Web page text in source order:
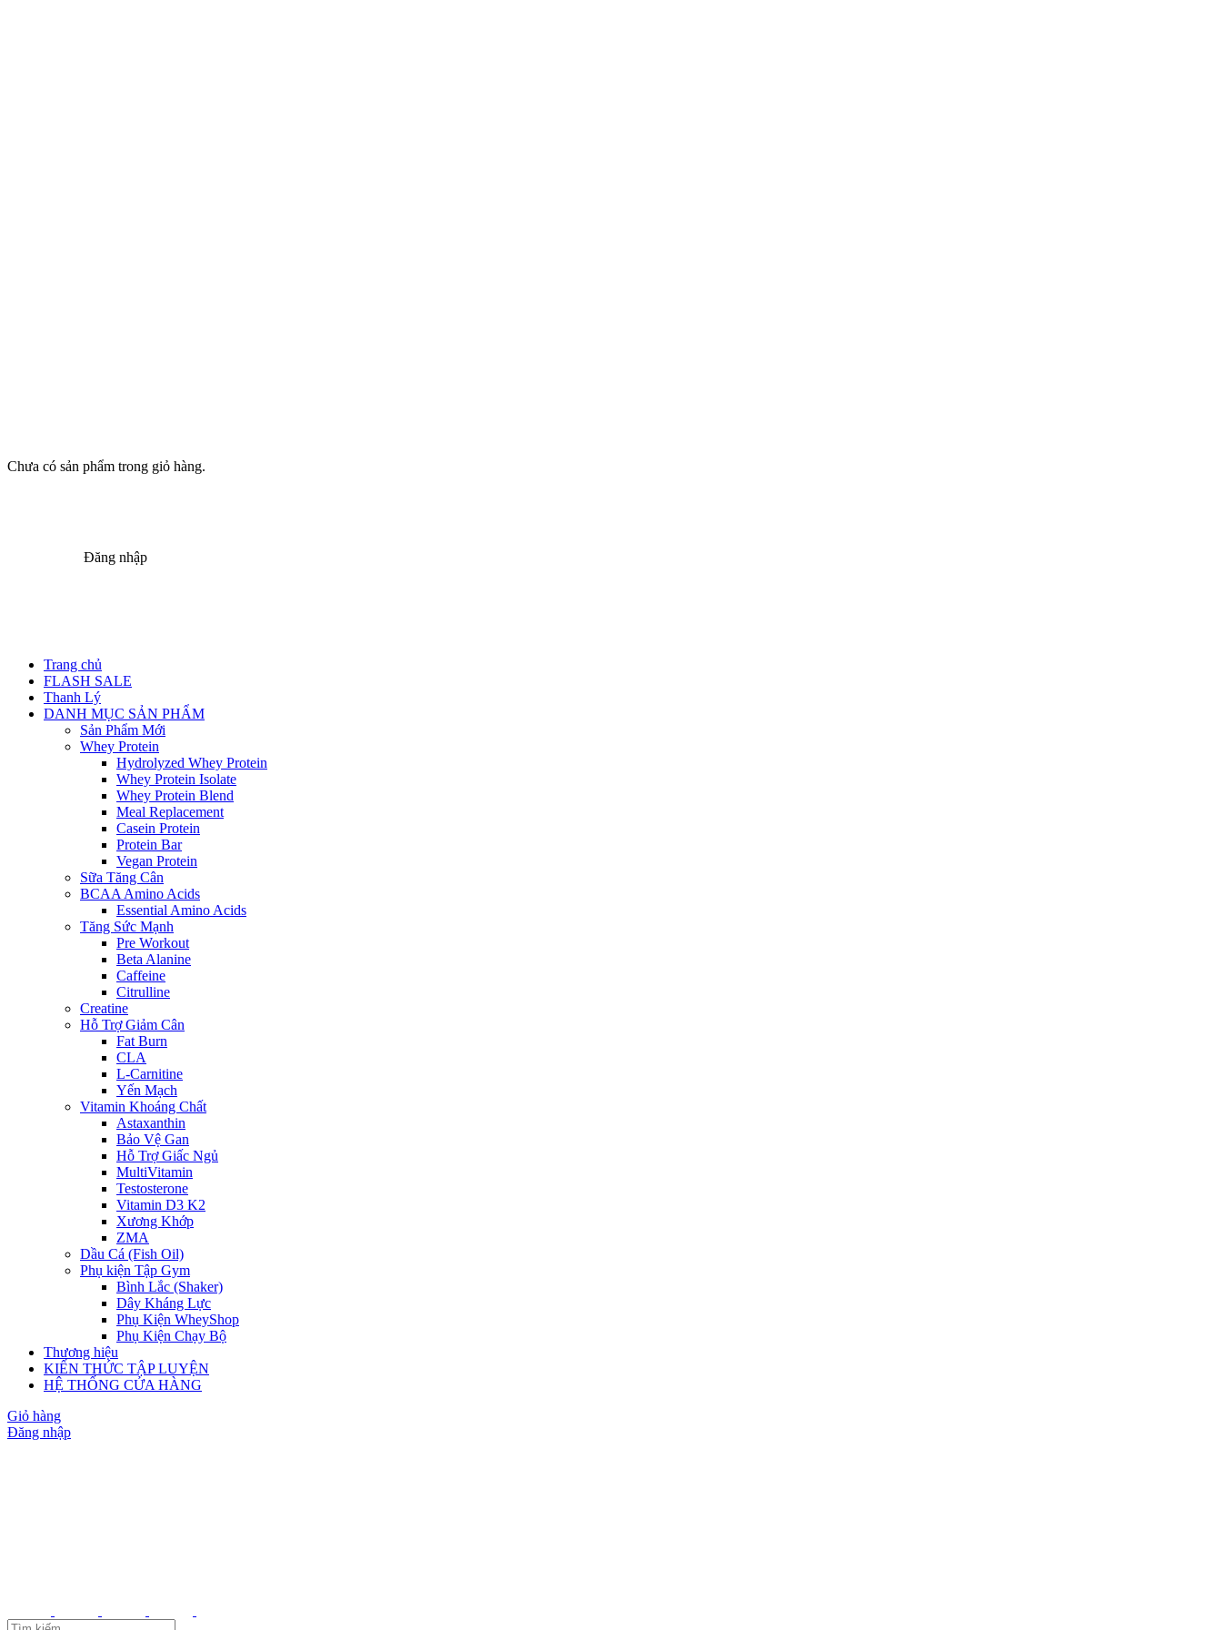
Chưa có sản phẩm trong giỏ hàng.
Đăng nhập
Trang chủ
FLASH SALE
Thanh Lý
DANH MỤC SẢN PHẨM
Sản Phẩm Mới
Whey Protein
Hydrolyzed Whey Protein
Whey Protein Isolate
Whey Protein Blend
Meal Replacement
Casein Protein
Protein Bar
Vegan Protein
Sữa Tăng Cân
BCAA Amino Acids
Essential Amino Acids
Tăng Sức Mạnh
Pre Workout
Beta Alanine
Caffeine
Citrulline
Creatine
Hỗ Trợ Giảm Cân
Fat Burn
CLA
L-Carnitine
Yến Mạch
Vitamin Khoáng Chất
Astaxanthin
Bảo Vệ Gan
Hỗ Trợ Giấc Ngủ
MultiVitamin
Testosterone
Vitamin D3 K2
Xương Khớp
ZMA
Dầu Cá (Fish Oil)
Phụ kiện Tập Gym
Bình Lắc (Shaker)
Dây Kháng Lực
Phụ Kiện WheyShop
Phụ Kiện Chạy Bộ
Thương hiệu
KIẾN THỨC TẬP LUYỆN
HỆ THỐNG CỬA HÀNG
Giỏ hàng
Đăng nhập